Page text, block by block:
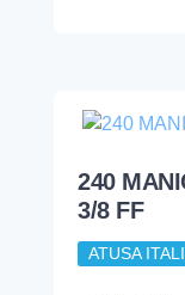
240
3/8 FF
ATUSA